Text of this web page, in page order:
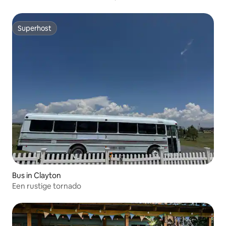
Superhost
Superhost
Bus in Clayton
Een rustige tornado